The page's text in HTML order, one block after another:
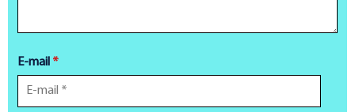
E-mail *